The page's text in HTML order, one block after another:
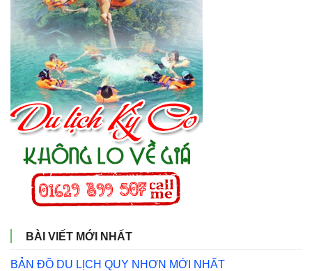
BÀI VIẾT MỚI NHẤT
BẢN ĐỒ DU LỊCH QUY NHƠN MỚI NHẤT